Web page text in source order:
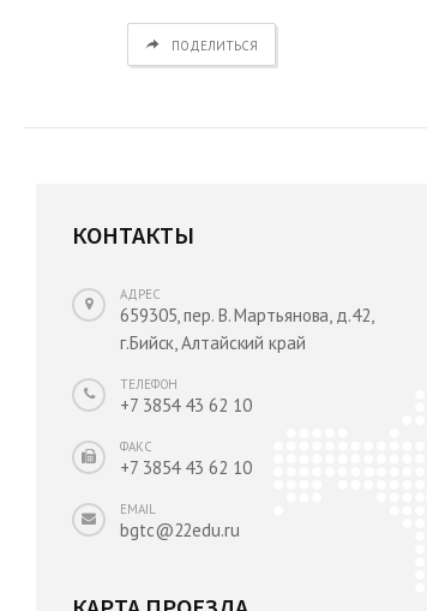
ПОДЕЛИТЬСЯ
КОНТАКТЫ
АДРЕС
659305, пер. В. Мартьянова, д.42,
г.Бийск, Алтайский край
ТЕЛЕФОН
+7 3854 43 62 10
ФАКС
+7 3854 43 62 10
EMAIL
bgtc@22edu.ru